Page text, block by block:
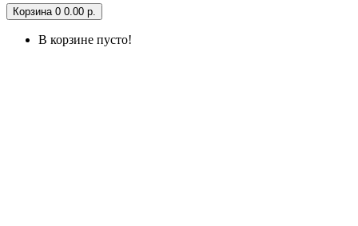
Корзина 0 0.00 р.
В корзине пусто!